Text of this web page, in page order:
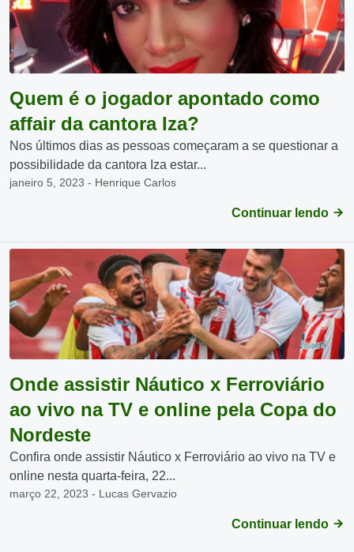
Quem é o jogador apontado como
affair da cantora Iza?
Nos últimos dias as pessoas começaram a se questionar a
possibilidade da cantora Iza estar...
janeiro 5, 2023 - Henrique Carlos
Continuar lendo
Onde assistir Náutico x Ferroviário
ao vivo na TV e online pela Copa do
Nordeste
Confira onde assistir Náutico x Ferroviário ao vivo na TV e
online nesta quarta-feira, 22...
março 22, 2023 - Lucas Gervazio
Continuar lendo